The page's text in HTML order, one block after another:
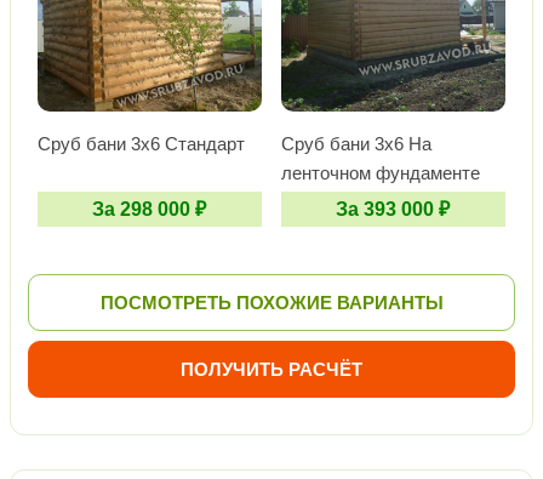
Сруб бани 3х6 Стандарт
За 298 000 ₽
Сруб бани 3х6 На
ленточном фундаменте
За 393 000 ₽
ПОСМОТРЕТЬ ПОХОЖИЕ ВАРИАНТЫ
ПОЛУЧИТЬ РАСЧЁТ